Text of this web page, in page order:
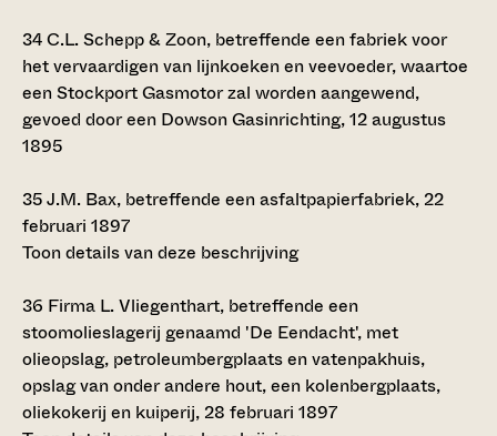
34C.L. Schepp & Zoon, betreffende een fabriek voor
het vervaardigen van lijnkoeken en veevoeder, waartoe
een Stockport Gasmotor zal worden aangewend,
gevoed door een Dowson Gasinrichting, 12 augustus
1895
35J.M. Bax, betreffende een asfaltpapierfabriek, 22
februari 1897
Toon details van deze beschrijving
36 Firma L. Vliegenthart, betreffende een
stoomolieslagerij genaamd 'De Eendacht', met
olieopslag, petroleumbergplaats en vatenpakhuis,
opslag van onder andere hout, een kolenbergplaats,
oliekokerij en kuiperij, 28 februari 1897